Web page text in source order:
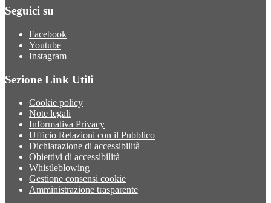
Seguici su
Facebook
Youtube
Instagram
Sezione Link Utili
Cookie policy
Note legali
Informativa Privacy
Ufficio Relazioni con il Pubblico
Dichiarazione di accessibilità
Obiettivi di accessibilità
Whistleblowing
Gestione consensi cookie
Amministrazione trasparente